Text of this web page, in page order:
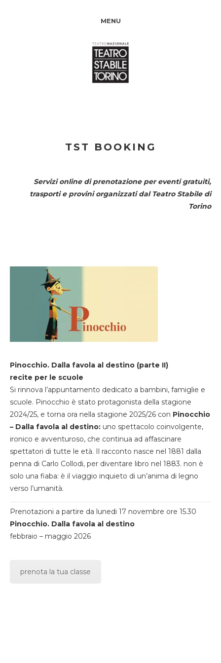
MENU
TST BOOKING
Servizi online di prenotazione per eventi gratuiti,
trasporti e provini organizzati dal Teatro Stabile di
Torino
Pinocchio. Dalla favola al destino (parte II)
recite per le scuole
Si rinnova l’appuntamento dedicato a bambini, famiglie e
scuole. Pinocchio è stato protagonista della stagione
2024/25, e torna ora nella stagione 2025/26 con Pinocchio
– Dalla favola al destino: uno spettacolo coinvolgente,
ironico e avventuroso, che continua ad affascinare
spettatori di tutte le età. Il racconto nasce nel 1881 dalla
penna di Carlo Collodi, per diventare libro nel 1883. non è
solo una fiaba: è il viaggio inquieto di un’anima di legno
verso l’umanità.
Prenotazioni a partire da lunedi 17 novembre ore 15.30
Pinocchio. Dalla favola al destino
febbraio – maggio 2026
prenota la tua classe